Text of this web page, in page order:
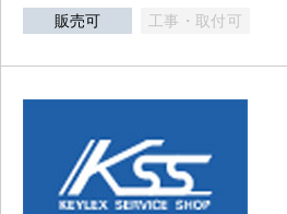
販売可 工事・取付可